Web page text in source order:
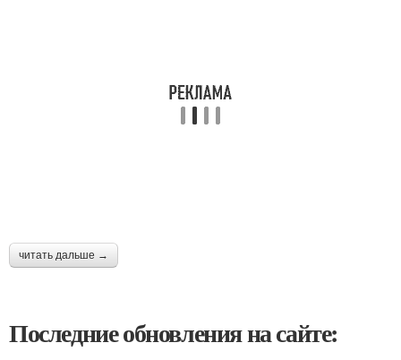
читать дальше →
Последние обновления на сайте: